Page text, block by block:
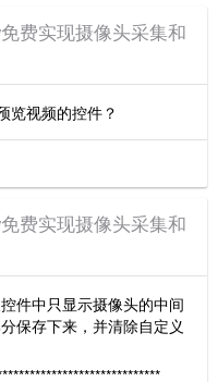
费实现摄像头采集和
览视频的控件？
费实现摄像头采集和
件中只显示摄像头的中间
保存下来，并清除自定义